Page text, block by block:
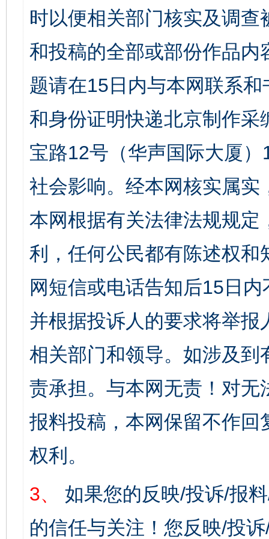
时以便相关部门核实及调
和投稿的全部或部份作品
题请在15日内与本网联系
和身份证明快递北京制作
宝路12号（华声国际大厦
社会影响。经本网核实属
本网根据有关法律法规规
利，任何公民都有陈述权
网短信或电话告知后15日
并根据投诉人的要求将举
相关部门和领导。如涉及
责承担。与本网无责！对
报料投稿，本网保留不作
权利。
3、
如果您的反映/投诉/报
的信任与关注！您反映/投